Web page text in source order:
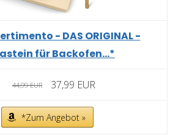
- DAS ORIGINAL -
für Backofen...*
44,99 EUR 37,99 EUR
*Zum Angebot »